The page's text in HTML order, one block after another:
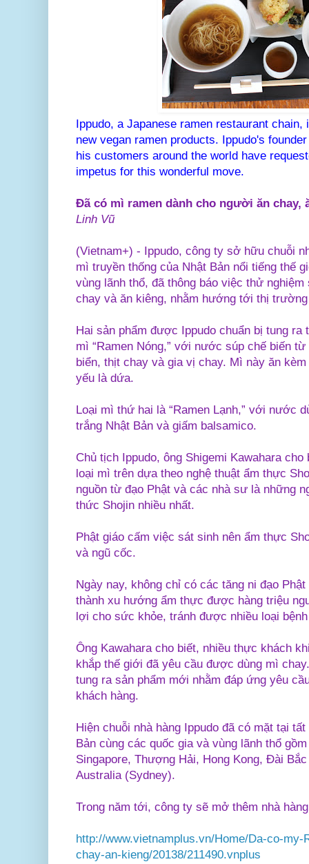
Ippudo, a Japanese ramen restaurant
new vegan ramen products. Ippudo's
his customers around the world have
impetus for this wonderful move.
Đã có mì ramen dành cho người ăn chay,
Linh Vũ
(Vietnam+) - Ippudo, công ty sở hữu chuỗi
mì truyền thống của Nhật Bản nổi tiếng thế
vùng lãnh thổ, đã thông báo việc thử
chay và ăn kiêng, nhằm hướng tới thị
Hai sản phẩm được Ippudo chuẩn bị tung ra
mì “Ramen Nóng,” với nước súp chế biến
biển, thịt chay và gia vị chay. Mì này ăn
yếu là dứa.
Loại mì thứ hai là “Ramen Lạnh,” với nước
trắng Nhật Bản và giấm balsamico.
Chủ tịch Ippudo, ông Shigemi Kawahara
loại mì trên dựa theo nghệ thuật ẩm thực
nguồn từ đạo Phật và các nhà sư là những
thức Shojin nhiều nhất.
Phật giáo cấm việc sát sinh nên ẩm thực
và ngũ cốc.
Ngày nay, không chỉ có các tăng ni đạo
thành xu hướng ẩm thực được hàng triệu
lợi cho sức khỏe, tránh được nhiều loại
Ông Kawahara cho biết, nhiều thực khách
khắp thế giới đã yêu cầu được dùng mì
tung ra sản phẩm mới nhằm đáp ứng yêu
khách hàng.
Hiện chuỗi nhà hàng Ippudo đã có mặt tại
Bản cùng các quốc gia và vùng lãnh thổ
Singapore, Thượng Hải, Hong Kong, Đài
Australia (Sydney).
Trong năm tới, công ty sẽ mở thêm nhà
http://www.vietnamplus.vn/Home/Da-co-my-
chay-an-kieng/20138/211490.vnplus